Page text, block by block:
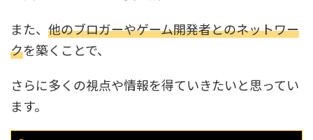
また、 他のブロガーやゲーム開発者とのネットワー
クを築くことで、
さらに多くの視点や情報を得ていきたいと思ってい
ます。